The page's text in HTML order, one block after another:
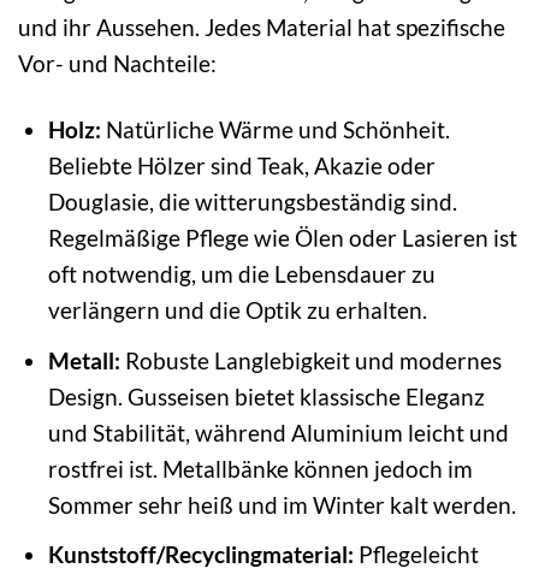
und ihr Aussehen. Jedes Material hat spezifische
Vor- und Nachteile:
Holz: Natürliche Wärme und Schönheit.
Beliebte Hölzer sind Teak, Akazie oder
Douglasie, die witterungsbeständig sind.
Regelmäßige Pflege wie Ölen oder Lasieren ist
oft notwendig, um die Lebensdauer zu
verlängern und die Optik zu erhalten.
Metall: Robuste Langlebigkeit und modernes
Design. Gusseisen bietet klassische Eleganz
und Stabilität, während Aluminium leicht und
rostfrei ist. Metallbänke können jedoch im
Sommer sehr heiß und im Winter kalt werden.
Kunststoff/Recyclingmaterial: Pflegeleicht